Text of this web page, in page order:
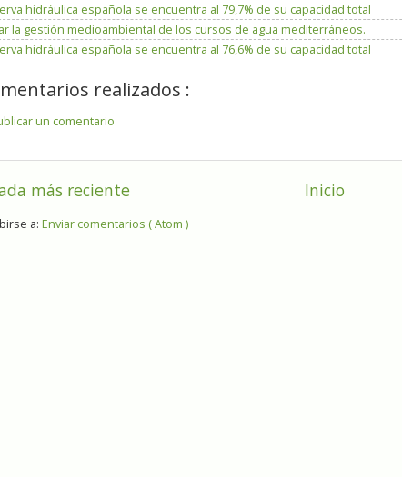
hidráulica española se encuentra al 79,7% de su capacidad total
la gestión medioambiental de los cursos de agua mediterráneos.
hidráulica española se encuentra al 76,6% de su capacidad total
realizados :
un comentario
más reciente Inicio
a: Enviar comentarios ( Atom )